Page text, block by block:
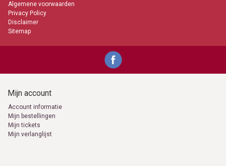
Algemene voorwaarden
Privacy Policy
Disclaimer
Sitemap
Mijn account
Account informatie
Mijn bestellingen
Mijn tickets
Mijn verlanglijst